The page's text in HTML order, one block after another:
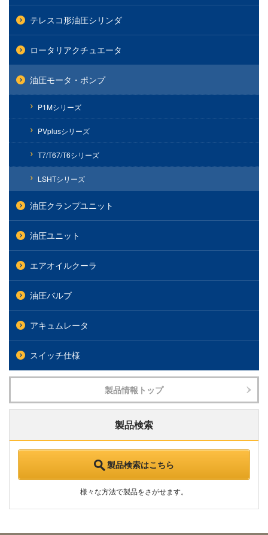
テレスコ形油圧シリンダ
ロータリアクチュエータ
油圧モータ・ポンプ
P1Mシリーズ
PVplusシリーズ
T7/T67/T6シリーズ
LSHTシリーズ
油圧クランプユニット
油圧ユニット
エアオイルクーラ
油圧バルブ
アキュムレータ
スイッチ仕様
製品情報トップ
製品検索
製品検索はこちら
様々な方法で製品をさがせます。